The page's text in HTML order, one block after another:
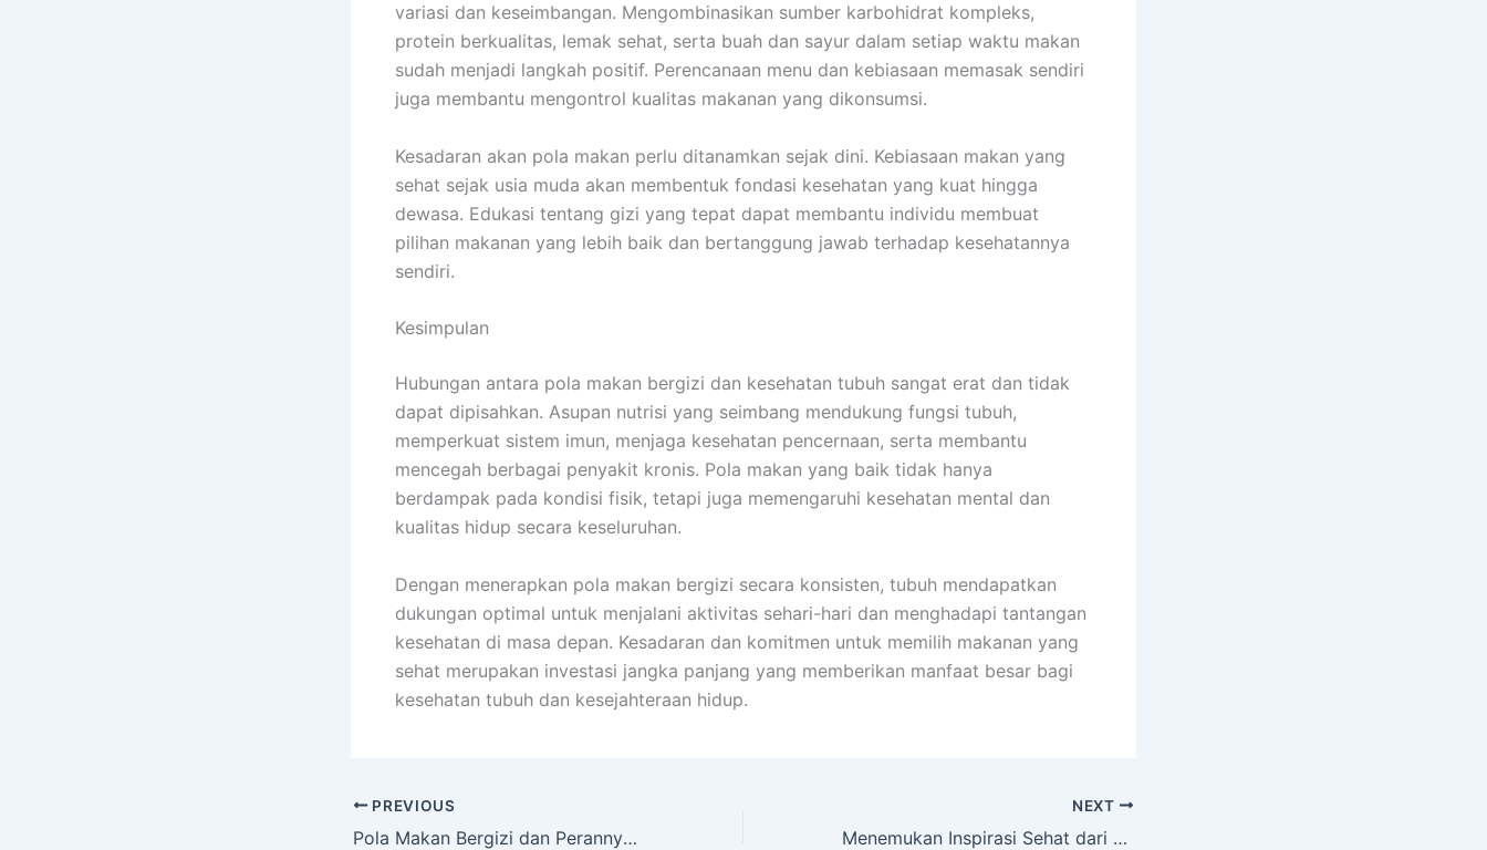
variasi dan keseimbangan. Mengombinasikan sumber karbohidrat kompleks,
protein berkualitas, lemak sehat, serta buah dan sayur dalam setiap waktu makan
sudah menjadi langkah positif. Perencanaan menu dan kebiasaan memasak sendiri
juga membantu mengontrol kualitas makanan yang dikonsumsi.
Kesadaran akan pola makan perlu ditanamkan sejak dini. Kebiasaan makan yang
sehat sejak usia muda akan membentuk fondasi kesehatan yang kuat hingga
dewasa. Edukasi tentang gizi yang tepat dapat membantu individu membuat
pilihan makanan yang lebih baik dan bertanggung jawab terhadap kesehatannya
sendiri.
Kesimpulan
Hubungan antara pola makan bergizi dan kesehatan tubuh sangat erat dan tidak
dapat dipisahkan. Asupan nutrisi yang seimbang mendukung fungsi tubuh,
memperkuat sistem imun, menjaga kesehatan pencernaan, serta membantu
mencegah berbagai penyakit kronis. Pola makan yang baik tidak hanya
berdampak pada kondisi fisik, tetapi juga memengaruhi kesehatan mental dan
kualitas hidup secara keseluruhan.
Dengan menerapkan pola makan bergizi secara konsisten, tubuh mendapatkan
dukungan optimal untuk menjalani aktivitas sehari-hari dan menghadapi tantangan
kesehatan di masa depan. Kesadaran dan komitmen untuk memilih makanan yang
sehat merupakan investasi jangka panjang yang memberikan manfaat besar bagi
kesehatan tubuh dan kesejahteraan hidup.
PREVIOUS
Pola Makan Bergizi dan Perannya bagi Kesehatan
NEXT
Menemukan Inspirasi Sehat dari Asupan Harian